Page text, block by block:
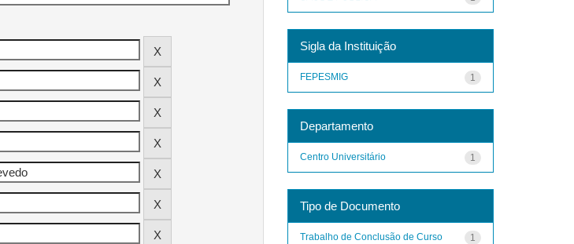
Sigla da Instituição
1
FEPESMIG
Departamento
1
Centro Universitário
Tipo de Documento
1
Trabalho de Conclusão de Curso